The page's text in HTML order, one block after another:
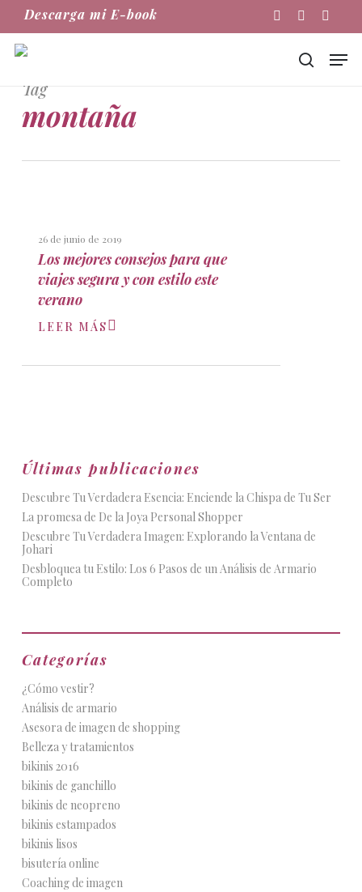
main
InstagramPhoneEmail
Descarga mi E-book
buscar
Tag
montaña
26 de junio de 2019
Los mejores consejos para que
viajes segura y con estilo este
verano
LEER MÁS
Últimas publicaciones
Descubre Tu Verdadera Esencia: Enciende la Chispa de Tu Ser
La promesa de De la Joya Personal Shopper
Descubre Tu Verdadera Imagen: Explorando la Ventana de
Johari
Desbloquea tu Estilo: Los 6 Pasos de un Análisis de Armario
Completo
Categorías
¿Cómo vestir?
Análisis de armario
Asesora de imagen de shopping
Belleza y tratamientos
bikinis 2016
bikinis de ganchillo
bikinis de neopreno
bikinis estampados
bikinis lisos
bisutería online
Coaching de imagen